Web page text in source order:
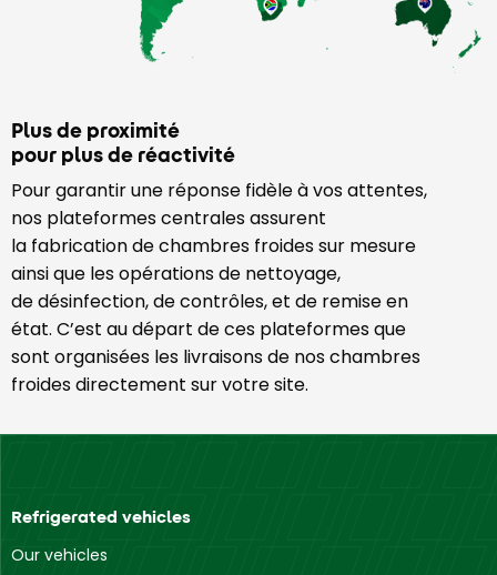
Plus de proximité
pour plus de réactivité
Pour garantir une réponse fidèle à vos attentes,
nos plateformes centrales assurent
la fabrication de chambres froides sur mesure
ainsi que les opérations de nettoyage,
de désinfection, de contrôles, et de remise en
état. C’est au départ de ces plateformes que
sont organisées les livraisons de nos chambres
froides directement sur votre site.
Refrigerated vehicles
Our vehicles